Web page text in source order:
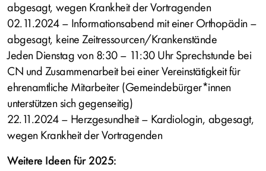
abgesagt, wegen Krankheit der Vortragenden
02.11.2024 – Informationsabend mit einer Orthopädin –
abgesagt, keine Zeitressourcen/Krankenstände
Jeden Dienstag von 8:30 – 11:30 Uhr Sprechstunde bei
CN und Zusammenarbeit bei einer Vereinstätigkeit für
ehrenamtliche Mitarbeiter (Gemeindebürger*innen
unterstützen sich gegenseitig)
22.11.2024 – Herzgesundheit – Kardiologin, abgesagt,
wegen Krankheit der Vortragenden
Weitere Ideen für 2025: